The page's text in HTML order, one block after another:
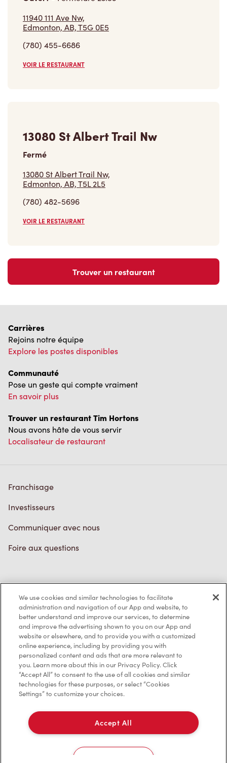
11940 111 Ave Nw,
Edmonton, AB, T5G 0E5
(780) 455-6686
VOIR LE RESTAURANT
13080 St Albert Trail Nw
Fermé
13080 St Albert Trail Nw,
Edmonton, AB, T5L 2L5
(780) 482-5696
VOIR LE RESTAURANT
Trouver un restaurant
Carrières
Rejoins notre équipe
Explore les postes disponibles
Communauté
Pose un geste qui compte vraiment
En savoir plus
Trouver un restaurant Tim Hortons
Nous avons hâte de vous servir
Localisateur de restaurant
Franchisage
Investisseurs
Communiquer avec nous
Foire aux questions
Politique de confidentialité
Conditions de service
Marques de commerce
Accessibilité
Diagnostic
Contactez-nous
We use cookies and similar technologies to facilitate
administration and navigation of our App and website, to
better understand and improve our services, to determine
and improve the advertising shown to you on our App and
website or elsewhere, and to provide you with a customized
online experience, including by providing you with
personalized content and ads that are more relevant to
you. Learn more about this in our Privacy Policy. Click
“Accept All” to consent to the use of all cookies and similar
technologies for these purposes, or select “Cookies
Settings” to customize your choices.
Accept All